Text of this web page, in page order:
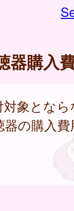
器購入
象とな
の購入